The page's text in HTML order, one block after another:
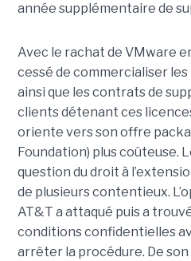
année supplémentaire de
Avec le rachat de VMware
cessé de commercialiser
ainsi que les contrats de
clients détenant ces
oriente vers son offre
Foundation) plus coûteuse.
question du droit à
de plusieurs contentieux.
AT&T a attaqué puis a
conditions confidentielles
arrêter la procédure. De